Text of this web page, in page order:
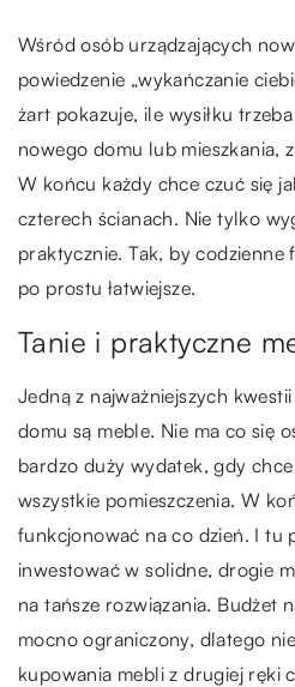
Wśród osób urządzających
powiedzenie „wykańczanie
żart pokazuje, ile wysiłku
nowego domu lub mieszkania,
W końcu każdy chce czuć się
czterech ścianach. Nie tylko
praktycznie. Tak, by codzienne
po prostu łatwiejsze.
Tanie i praktyczne
Jedną z najważniejszych
domu są meble. Nie ma co się
bardzo duży wydatek, gdy
wszystkie pomieszczenia. W
funkcjonować na co dzień. I tu
inwestować w solidne, drogie
na tańsze rozwiązania. Budżet
mocno ograniczony, dlatego
kupowania mebli z drugiej ręki